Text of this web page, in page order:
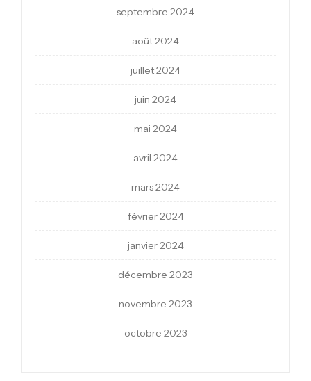
septembre 2024
août 2024
juillet 2024
juin 2024
mai 2024
avril 2024
mars 2024
février 2024
janvier 2024
décembre 2023
novembre 2023
octobre 2023